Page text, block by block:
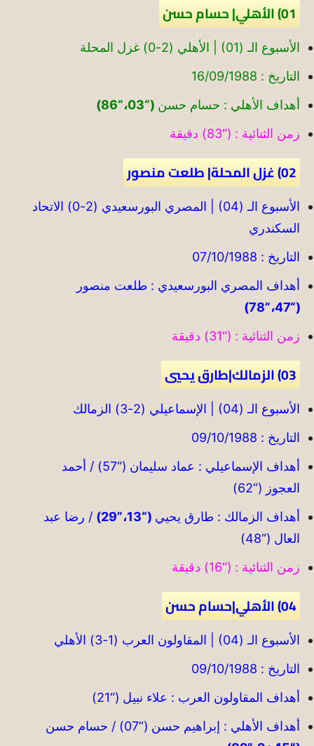
01) الأهلي| حسام حسن
الأسبوع الـ (01) | الأهلي (2-0) غزل المحلة
التاريخ : 16/09/1988
أهداف الأهلي : حسام حسن (“03،”86)
زمن الثنائية : (“83) دقيقة
02) غزل المحلة| طلعت منصور
الأسبوع الـ (04) | المصري البورسعيدي (2-0) الاتحاد
السكندري
التاريخ : 07/10/1988
أهداف المصري البورسعيدي : طلعت منصور
(“47،”78)
زمن الثنائية : (“31) دقيقة
03) الزمالك|طارق يحيي
الأسبوع الـ (04) | الإسماعيلي (2-3) الزمالك
التاريخ : 09/10/1988
أهداف الإسماعيلي : عماد سليمان (“57) / أحمد
العجوز (“62)
أهداف الزمالك : طارق يحيي (“13،”29)
/ رضا عبد
العال (“48)
زمن الثنائية : (“16) دقيقة
04) الأهلي|حسام حسن
الأسبوع الـ (04) | المقاولون العرب (1-3) الأهلي
التاريخ : 09/10/1988
أهداف المقاولون العرب : علاء نبيل (“21)
أهداف الأهلي : إبراهيم حسن (“07) / حسام حسن